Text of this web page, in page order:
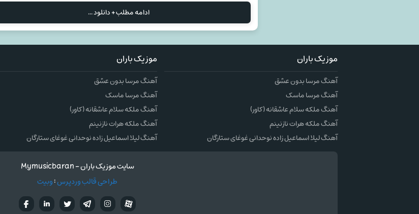
ادامه مطلب + دانلود ...
موزیک باران
آهنگ مرسا بدون عشق
آهنگ مرسا ماسک
آهنگ ملکه سلام عاشقانه (کاور)
آهنگ ملکه هرات نازنینم
آهنگ لیلا اسماعیل زاده نوحدانی غوغای ستارگان
موزیک باران
آهنگ مرسا بدون عشق
آهنگ مرسا ماسک
آهنگ ملکه سلام عاشقانه (کاور)
آهنگ ملکه هرات نازنینم
آهنگ لیلا اسماعیل زاده نوحدانی غوغای ستارگان
سایت موزیک باران - Mymusicbaran
طراحی قالب وردپرس:وبیت
تويترتلگرام
اینستاگرام آپارات